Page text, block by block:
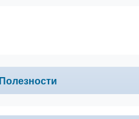
Полезности